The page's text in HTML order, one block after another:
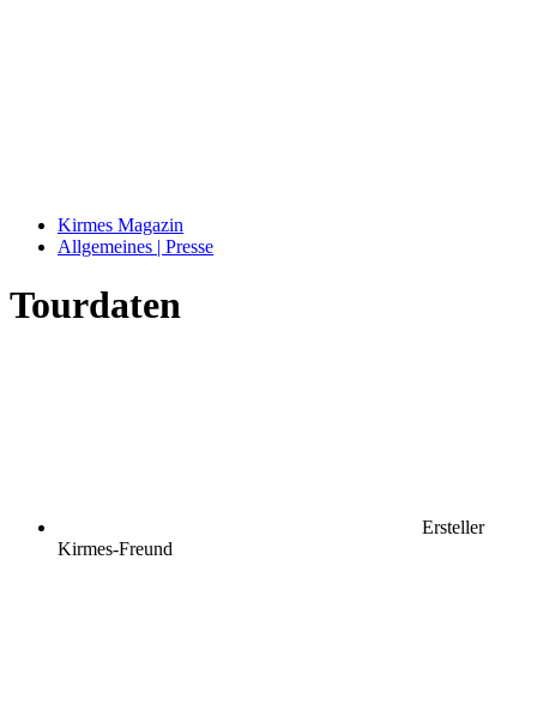
Kirmes Magazin
Allgemeines | Presse
Tourdaten
Ersteller
Kirmes-Freund